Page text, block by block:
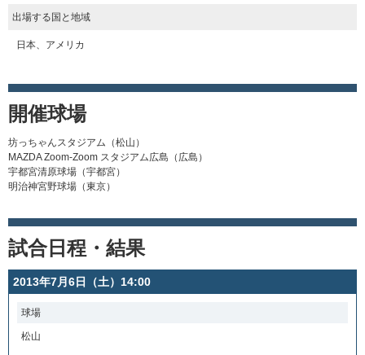
出場する国と地域
日本、アメリカ
開催球場
坊っちゃんスタジアム（松山）
MAZDA Zoom-Zoom スタジアム広島（広島）
宇都宮清原球場（宇都宮）
明治神宮野球場（東京）
試合日程・結果
2013年7月6日（土）14:00
球場
松山